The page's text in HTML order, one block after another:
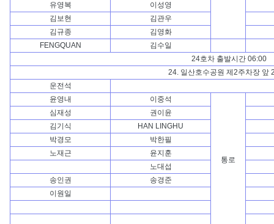
유영복
이성영
김보현
김관우
김규종
김영화
FENGQUAN
김수일
24호차 출발시간 06:00
24. 일산호수공원 제2주차장 앞
운전석
윤영내
이중석
통로
심재성
권이윤
김기식
HAN LINGHU
박경모
박한필
노재근
윤지훈
노대섭
송인권
송경준
이원일